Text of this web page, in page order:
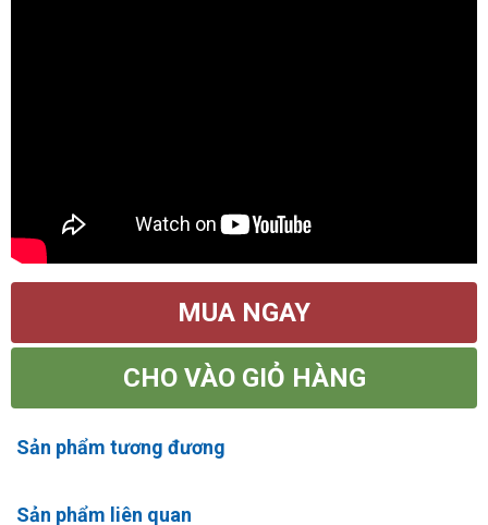
MUA NGAY
CHO VÀO GIỎ HÀNG
Sản phẩm tương đương
Sản phẩm liên quan